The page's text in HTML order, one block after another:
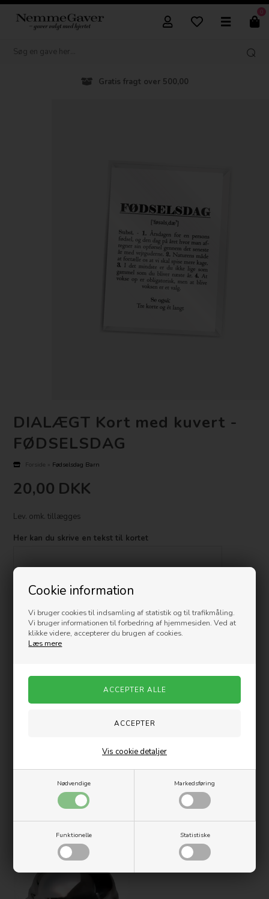
Cookie information
Vi bruger cookies til indsamling af statistik og til trafikmåling.
Vi bruger informationen til forbedring af hjemmesiden. Ved at
klikke videre, accepterer du brugen af cookies.
Læs mere
Nødvendige Markedsføring
Funktionelle Statistiske
Vis cookie detaljer
0
Gratis fragt over 500,00
DIALÆGT Kort med kuvert -
FØDSELSDAG
Forside » Fødselsdag Barn
20,00 DKK
Lev. omk. tillægges
Her kan du skrive en tekst til kortet
+
På lager- 1-3 dage
Dobbelt kort med hvid kuvert - Str. A7 - FØDSELSDAG
Varenummer:A7CD100047
Måske er du også interesseret i følgende
produkter